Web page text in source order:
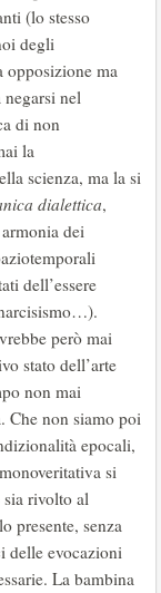
(lo stesso
degli
opposizione ma
negarsi nel
di non
la
scienza, ma la si
dialettica,
dei
dell’essere
però mai
stato dell’arte
non mai
Che non siamo poi
epocali,
si
rivolto al
presente, senza
delle evocazioni
La bambina